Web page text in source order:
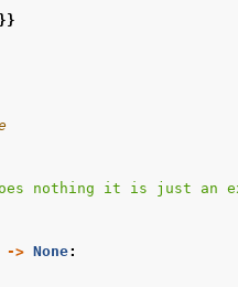
}}
nothing it is just an
-> None: